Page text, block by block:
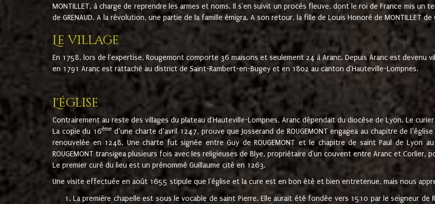
MONTILLET, à charge de reprendre les armes et noms. Il s'en suivit un procès fleuve, dont le roi de France mis un
de GRENAUD. A la révolution, une partie de la famille émigra. A son retour, la fille de Louis Honoré de MONTILLET
Le village
En 1758, lors de l'expertise, Rougemont comporte 36 maisons et seulement 24 à Aranc. Depuis Aranc est devenu
en 1791 Aranc est rattaché au district de Saint-Rambert-en-Bugey et en 1802 au canton d'Hauteville-Lompnes.
L'église
Contrairement au reste des villages du plateau d'Hauteville-Lompnes, Aranc dépendait du diocèse de Lyon. Le
La copie du 16ème d’une charte d’avril 1247, prouve que Josserand de ROUGEMONT engagea au chapitre de
renouvelée en 1248. Une charte fut signée entre Guy de ROUGEMONT et le chapitre de saint Paul de Lyon
ROUGEMONT transigea plusieurs fois avec les religieuses de Blye, propriétaire d'un couvent entre Aranc et Corlier,
Le premier curé du lieu est un prénommé Guillaume cité en 1263.
Une visite effectuée en août 1655 stipule que l'église et la cure est en bon été et bien entretenue, mais nous
La première chapelle est sous le vocable de saint Pierre. Elle aurait été fondée vers 1510 par le seigneur de